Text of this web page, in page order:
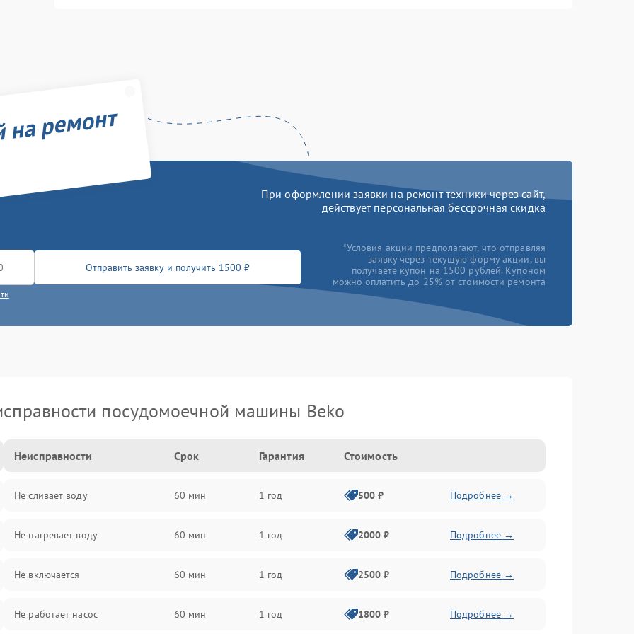
ремонт
При оформлении заявки на ремонт техники через сайт,
действует персональная бессрочная скидка
Отправить заявку и получить 1500 ₽
*Условия акции предполагают, что отправляя
заявку через текущую форму акции, вы
получаете купон на 1500 рублей. Купоном
можно оплатить до 25% от стоимости ремонта
посудомоечной машины Beko
Неисправности Срок Гарантия Стоимость
Не сливает воду 60 мин 1 год 500 ₽ Подробнее →
Не нагревает воду 60 мин 1 год 2000 ₽ Подробнее →
Не включается 60 мин 1 год 2500 ₽ Подробнее →
Не работает насос 60 мин 1 год 1800 ₽ Подробнее →